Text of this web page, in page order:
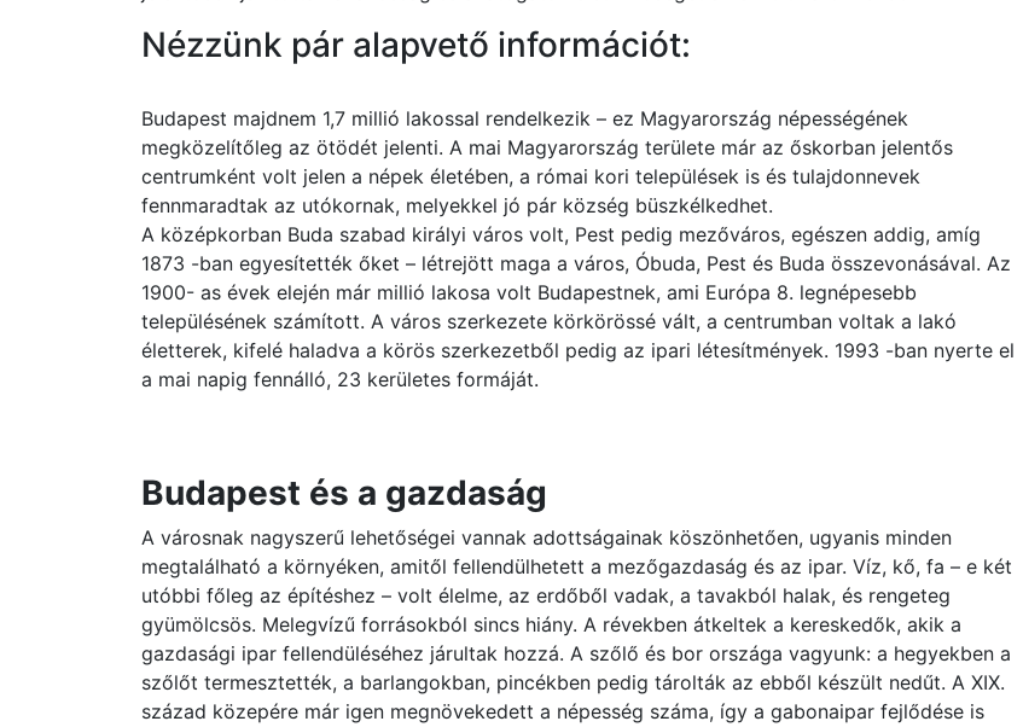
Nézzünk pár alapvető információt:
Budapest majdnem 1,7 millió lakossal rendelkezik – ez Magyarország népességének
megközelítőleg az ötödét jelenti. A mai Magyarország területe már az őskorban jelentős
centrumként volt jelen a népek életében, a római kori települések is és tulajdonnevek
fennmaradtak az utókornak, melyekkel jó pár község büszkélkedhet.
A középkorban Buda szabad királyi város volt, Pest pedig mezőváros, egészen addig, amíg
1873 -ban egyesítették őket – létrejött maga a város, Óbuda, Pest és Buda összevonásával. Az
1900- as évek elején már millió lakosa volt Budapestnek, ami Európa 8. legnépesebb
településének számított. A város szerkezete körkörössé vált, a centrumban voltak a lakó
életterek, kifelé haladva a körös szerkezetből pedig az ipari létesítmények. 1993 -ban nyerte el
a mai napig fennálló, 23 kerületes formáját.
Budapest és a gazdaság
A városnak nagyszerű lehetőségei vannak adottságainak köszönhetően, ugyanis minden
megtalálható a környéken, amitől fellendülhetett a mezőgazdaság és az ipar. Víz, kő, fa – e két
utóbbi főleg az építéshez – volt élelme, az erdőből vadak, a tavakból halak, és rengeteg
gyümölcsös. Melegvízű forrásokból sincs hiány. A révekben átkeltek a kereskedők, akik a
gazdasági ipar fellendüléséhez járultak hozzá. A szőlő és bor országa vagyunk: a hegyekben a
szőlőt termesztették, a barlangokban, pincékben pedig tárolták az ebből készült nedűt. A XIX.
század közepére már igen megnövekedett a népesség száma, így a gabonaipar fejlődése is